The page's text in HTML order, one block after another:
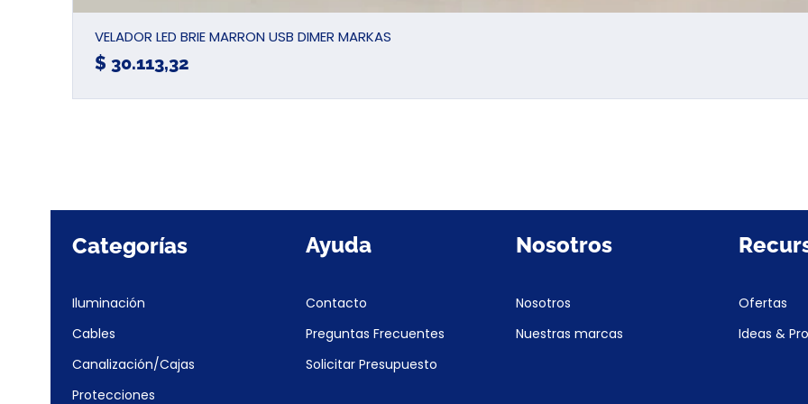
VELADOR LED BRIE MARRON USB DIMER MARKAS
Precio
$ 30.113,32
Categorías
Iluminación
Cables
Canalización/Cajas
Protecciones
Ayuda
Contacto
Preguntas Frecuentes
Solicitar Presupuesto
Nosotros
Nosotros
Nuestras marcas
Ofertas
Ideas &